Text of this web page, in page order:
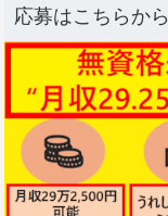
応募はこちらから